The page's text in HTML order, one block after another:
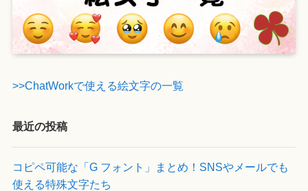
>>ChatWorkで使える絵文字の一覧
最近の投稿
コピペ可能な「G フォント」まとめ！SNSやメールでも
使える特殊文字たち